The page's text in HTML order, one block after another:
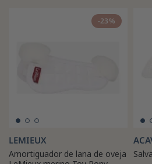
-23%
LEMIEUX
Amortiguador de lana de oveja